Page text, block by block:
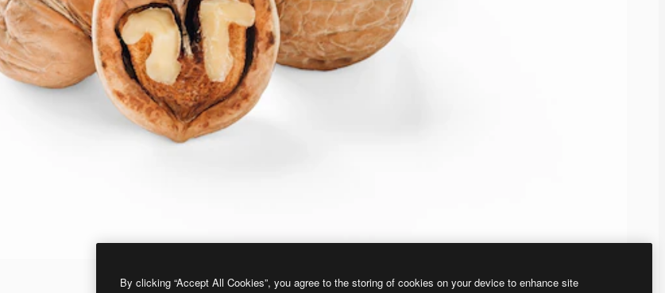
By clicking “Accept All Cookies”, you agree to the storing of cookies on your device to enhance site